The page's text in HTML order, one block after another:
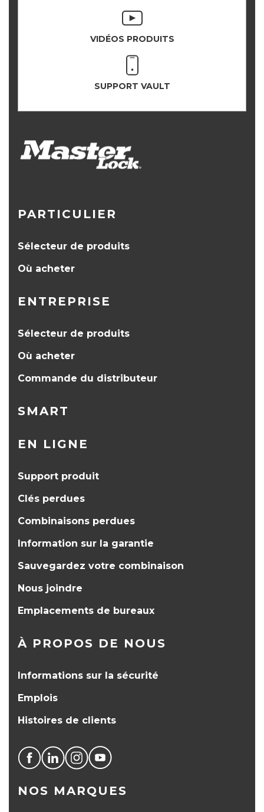
VIDÉOS PRODUITS
SUPPORT VAULT
PARTICULIER
Sélecteur de produits
Où acheter
ENTREPRISE
Sélecteur de produits
Où acheter
Commande du distributeur
SMART
EN LIGNE
Support produit
Clés perdues
Combinaisons perdues
Information sur la garantie
Sauvegardez votre combinaison
Nous joindre
Emplacements de bureaux
À PROPOS DE NOUS
Informations sur la sécurité
Emplois
Histoires de clients
NOS MARQUES